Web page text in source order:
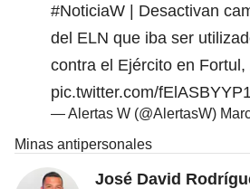
#NoticiaW | Desactivan
del ELN que iba ser
contra el Ejército en Fortul,
pic.twitter.com/fElASBYYP1
— Alertas W (@AlertasW)
Minas antipersonales
José David